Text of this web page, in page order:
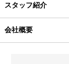
スタッフ紹介
会社概要